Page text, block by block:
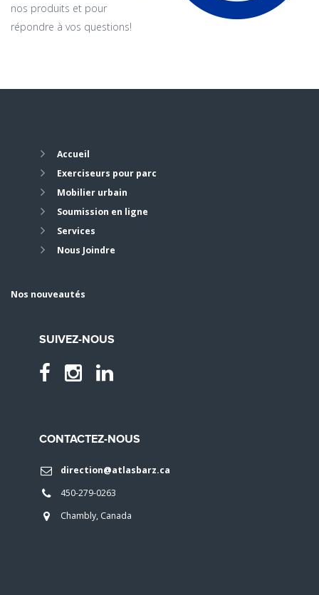
nos produits et pour
répondre à vos questions!
Accueil
Exerciseurs pour parc
Mobilier urbain
Soumission en ligne
Services
Nous Joindre
Nos nouveautés
SUIVEZ-NOUS
CONTACTEZ-NOUS
direction@atlasbarz.ca
450-279-0263
Chambly, Canada